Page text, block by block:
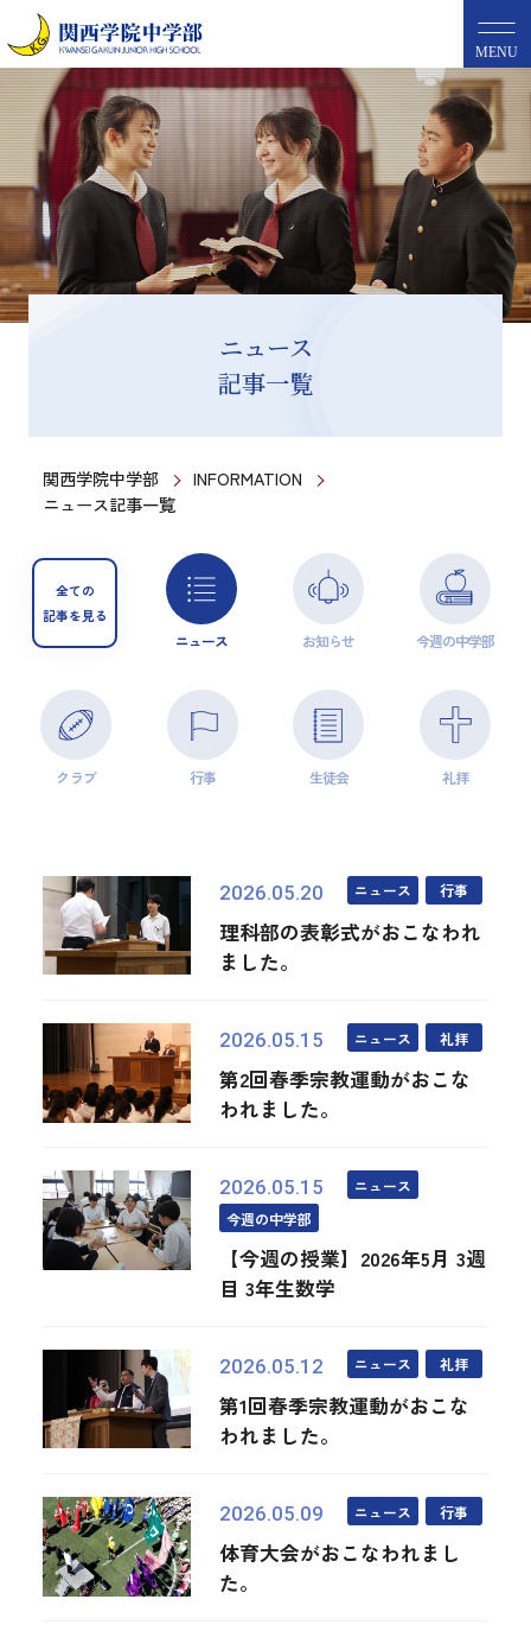
MENU
ニュース
記事一覧
関西学院中学部
INFORMATION
ニュース記事一覧
全ての
記事を見る
ニュース お知らせ 今週の中学部
クラブ 行事 生徒会 礼拝
2026.05.20 ニュース 行事
理科部の表彰式がおこなわれ
ました。
2026.05.15 ニュース 礼拝
第2回春季宗教運動がおこな
われました。
2026.05.15
ニュース
今週の中学部
【今週の授業】2026年5月 3週
目 3年生数学
2026.05.12 ニュース 礼拝
第1回春季宗教運動がおこな
われました。
2026.05.09 ニュース 行事
体育大会がおこなわれまし
た。